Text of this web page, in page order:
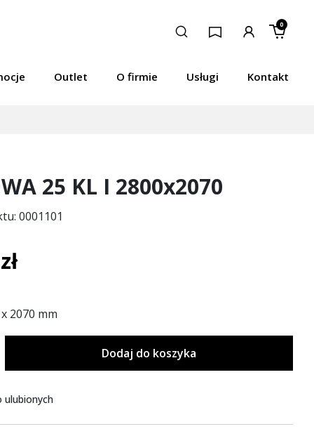
Outlet O firmie Usługi Kontakt
0
25 KL I 2800x2070
0001101
2070 mm
Dodaj do koszyka
ulubionych